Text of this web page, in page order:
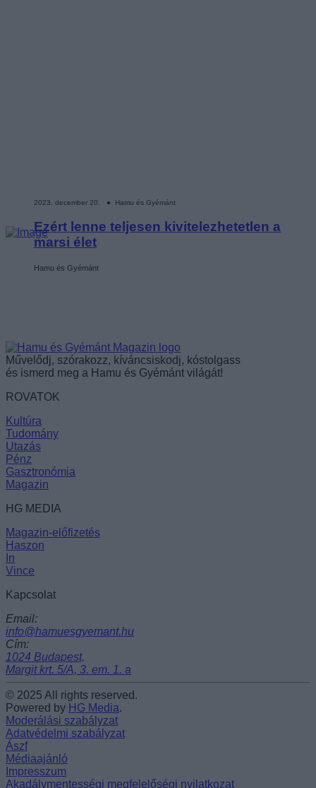
2023. december 20. ● Hamu és Gyémánt
Ezért lenne teljesen kivitelezhetetlen a
marsi élet
Hamu és Gyémánt
Művelődj, szórakozz, kíváncsiskodj, kóstolgass
és ismerd meg a Hamu és Gyémánt világát!
ROVATOK
Kultúra
Tudomány
Utazás
Pénz
Gasztronómia
Magazin
HG MEDIA
Magazin-előfizetés
Haszon
In
Vince
Kapcsolat
Email:
info@hamuesgyemant.hu
Cím:
1024 Budapest,
Margit krt. 5/A, 3. em. 1. a
© 2025 All rights reserved.
Powered by HG Media.
Moderálási szabályzat
Adatvédelmi szabályzat
Ászf
Médiaajánló
Impresszum
Akadálymentességi megfelelőségi nyilatkozat